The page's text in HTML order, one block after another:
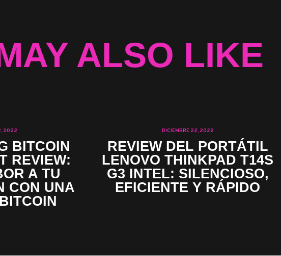
ALSO LIKE
2022
BITCOIN
REVIEW:
A TU
CON UNA
DICIEMBRE 22, 2022
REVIEW DEL PORTÁTIL
LENOVO THINKPAD T14S
G3 INTEL: SILENCIOSO,
EFICIENTE Y RÁPIDO